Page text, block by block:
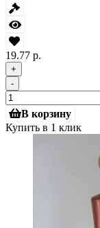
19.77 р.
+
-
В корзину
Купить в 1 клик